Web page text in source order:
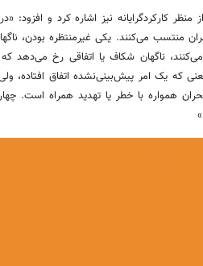
کارکردگرایانه نیز اشاره کرد و
منتسب می‌کنند. یکی غیرمنتظره بودن،
ناگهان شکاف یا اتفاقی رخ می‌دهد
که یک امر پیش‌بینی‌نشده اتفاق افتاده،
همواره با خطر یا تهدید همراه است.